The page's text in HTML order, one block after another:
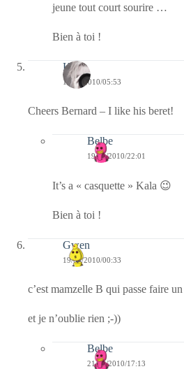
jeune tout court sourire …
Bien à toi !
Kala
19/04/2010/05:53
Cheers Bernard – I like his beret!
Belbe
19/04/2010/22:01
It’s a « casquette » Kala 😉
Bien à toi !
Gwen
19/04/2010/00:33
c’est mamzelle B qui passe faire
et je n’oublie rien ;-))
Belbe
21/04/2010/17:13